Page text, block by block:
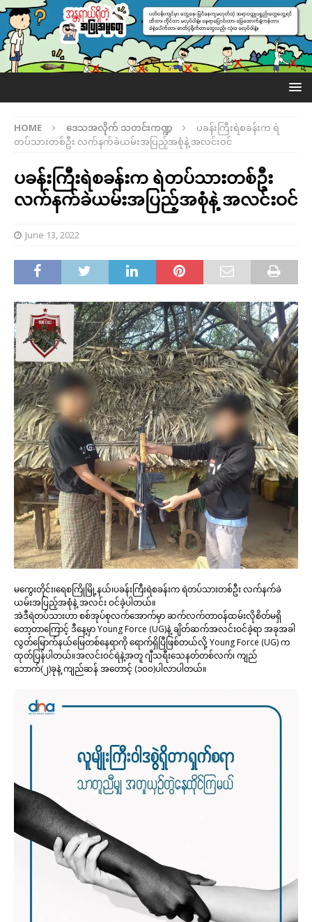
HOME ဒေသအလိုက် သတင်းကဏ္ဍ
ပခန်းကြီးရဲစခန်းက ရဲ
တပ်သားတစ်ဦး လက်နက်ခဲယမ်းအပြည့်အစုံနဲ့ အလင်းဝင်
ပခန်းကြီးရဲစခန်းက ရဲတပ်သားတစ်ဦး
လက်နက်ခဲယမ်းအပြည့်အစုံနဲ့ အလင်းဝင်
June 13, 2022
မကွေးတိုင်း၊ရေစကြိုမြို့နယ်၊ပခန်းကြီးရဲစခန်းက ရဲတပ်သားတစ်ဦး လက်နက်ခဲ
ယမ်းအပြည့်အစုံနဲ့ အလင်း ဝင်ခဲ့ပါတယ်။
အဲဒီရဲတပ်သားဟာ စစ်အုပ်စုလက်အောက်မှာ ဆက်လက်တာဝန်ထမ်းလိုစိတ်မရှိ
တော့တာကြောင့် ဒီနေ့မှာ Young Force (UG)နဲ့ ချိတ်ဆက်အလင်းဝင်ခဲ့ရာ အခုအခါ
လွတ်မြောက်နယ်မြေတစ်နေရာကို ရောက်ရှိပြီဖြစ်တယ်လို့ Young Force (UG) က
ထုတ်ပြန်ပါတယ်။အလင်းဝင်ရဲနဲ့အတူ ဂျီသရီးသေနတ်တစ်လက်၊ ကျည်
ဘောက်(၂)ခုနဲ့ ကျည်ဆန် အတောင့် (၁၀၀)ပါလာပါတယ်။